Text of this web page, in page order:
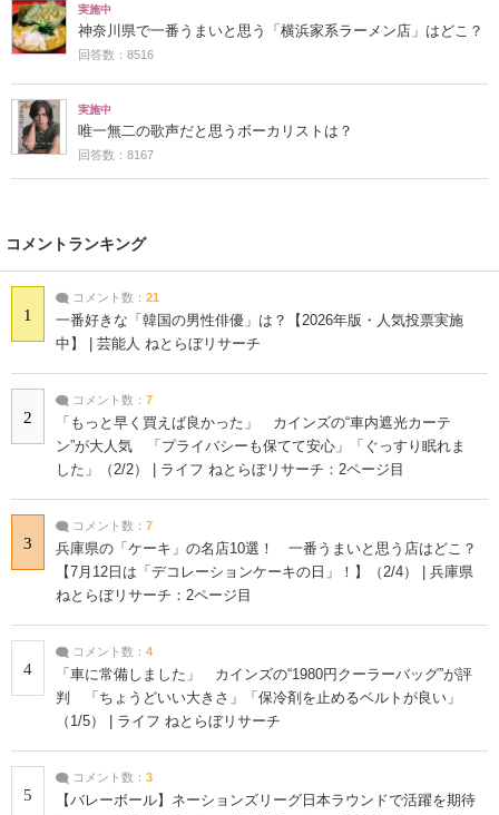
実施中
神奈川県で一番うまいと思う「横浜家系ラーメン店」はどこ？
回答数：8516
実施中
唯一無二の歌声だと思うボーカリストは？
回答数：8167
コメントランキング
1
コメント数： 21
一番好きな「韓国の男性俳優」は？【2026年版・人気投票実施
中】 | 芸能人 ねとらぼリサーチ
2
コメント数： 7
「もっと早く買えば良かった」 カインズの“車内遮光カーテ
ン”が大人気 「プライバシーも保てて安心」「ぐっすり眠れま
した」（2/2） | ライフ ねとらぼリサーチ：2ページ目
3
コメント数： 7
兵庫県の「ケーキ」の名店10選！ 一番うまいと思う店はどこ？
【7月12日は「デコレーションケーキの日」！】（2/4） | 兵庫県
ねとらぼリサーチ：2ページ目
4
コメント数： 4
「車に常備しました」 カインズの“1980円クーラーバッグ”が評
判 「ちょうどいい大きさ」「保冷剤を止めるベルトが良い」
（1/5） | ライフ ねとらぼリサーチ
5
コメント数： 3
【バレーボール】ネーションズリーグ日本ラウンドで活躍を期待